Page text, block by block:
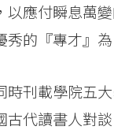
以應付瞬息萬
的『專才』為
時刊載學院五
古代讀書人對